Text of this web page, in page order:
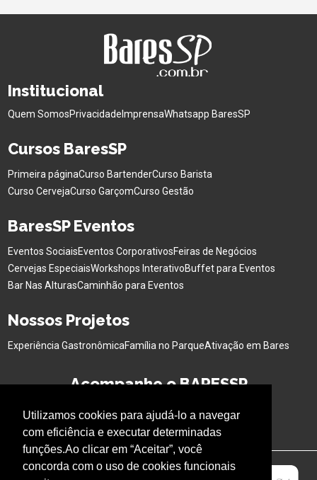
Utilizamos cookies para ajudá-lo a navegar
com eficiência e executar determinadas
funções.Ao clicar em “Aceitar”, você
concorda com o uso de cookies funcionais
Institucional
Quem SomosPrivacidade ImprensaWhatsapp BaresSP
Cursos BaresSP
Primeira páginaCurso BartenderCurso Barista
Curso CervejaCurso GarçomCurso Gestão
BaresSP Eventos
Eventos SociaisEventos CorporativosFeiras de Negócios
Cervejas EspeciaisWorkshops InterativoBuffet para Eventos
Bar Nas AlturasCaminhão para Eventos
Nossos Projetos
Experiência GastronômicaFamília no ParqueAtivação em Bares
Acompanhe o BARESSP